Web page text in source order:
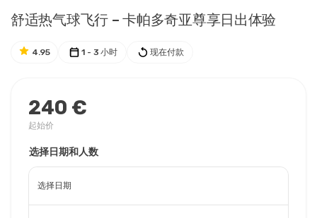
舒适热气球飞行 – 卡帕多奇亚尊享日出体验
4.95 1 - 3 小时 现在付款
240 €
起始价
选择日期和人数
选择日期